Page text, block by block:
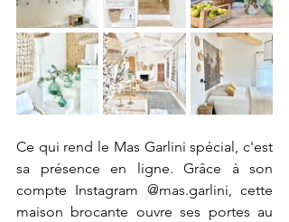
Ce qui rend le Mas Garlini spécial, c'est
sa présence en ligne. Grâce à son
compte Instagram @mas.garlini, cette
maison brocante ouvre ses portes au